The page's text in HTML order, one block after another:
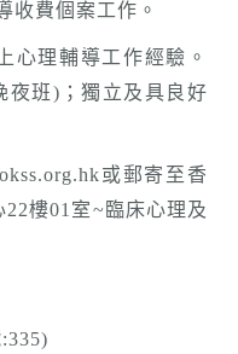
收費個案工作。
心理輔導工作經驗。
夜班)；獨立及具良好
或郵寄至香
樓01室~臨床心理及